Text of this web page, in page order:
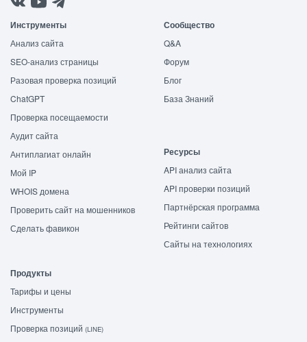
Инструменты
Анализ сайта
SEO-анализ страницы
Разовая проверка позиций
ChatGPT
Проверка посещаемости
Аудит сайта
Антиплагиат онлайн
Мой IP
WHOIS домена
Проверить сайт на мошенников
Сделать фавикон
Сообщество
Q&A
Форум
Блог
База Знаний
Ресурсы
API анализ сайта
API проверки позиций
Партнёрская программа
Рейтинги сайтов
Сайты на технологиях
Продукты
Тарифы и цены
Инструменты
Проверка позиций (LINE)